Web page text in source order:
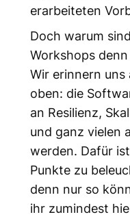
erarbeiteten
Doch warum
Workshops
Wir erinnern
oben: die
an Resilienz,
und ganz vielen
werden. Dafür
Punkte zu
denn nur so
ihr zumindest